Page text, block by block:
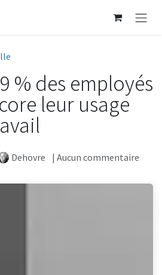
% des employés
leur usage
Dehovre
| Aucun commentaire